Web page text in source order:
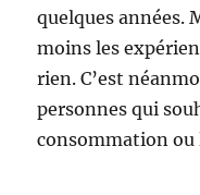
quelques années.
moins les
rien. C’est
personnes qui
consommation ou